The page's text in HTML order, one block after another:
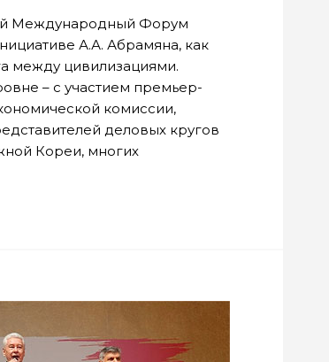
Международный Форум
А.А. Абрамяна, как
между цивилизациями.
– с участием премьер-
комиссии,
деловых кругов
Кореи, многих